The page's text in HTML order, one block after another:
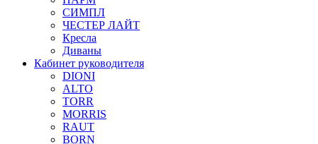
СИМПЛ
ЧЕСТЕР ЛАЙТ
Кресла
Диваны
Кабинет руководителя
DIONI
ALTO
TORR
MORRIS
RAUT
BORN